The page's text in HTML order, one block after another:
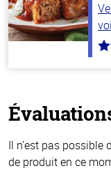
Il n’est pas
de produit en ce